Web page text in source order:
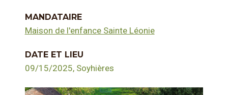
MANDATAIRE
Maison de l'enfance Sainte Léonie
DATE ET LIEU
09/15/2025, Soyhières